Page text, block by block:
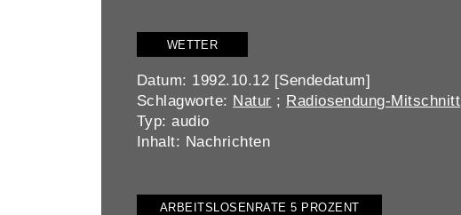
WETTER
Datum: 1992.10.12 [Sendedatum]
Schlagworte: Natur ; Radiosendung-Mitschnitt
Typ: audio
Inhalt: Nachrichten
ARBEITSLOSENRATE 5 PROZENT